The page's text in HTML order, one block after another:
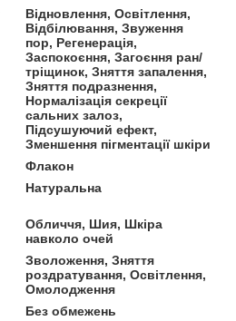
Відновлення, Освітлення,
Відбілювання, Звуження
пор, Регенерація,
Заспокоєння, Загоєння ран/
тріщинок, Зняття запалення,
Зняття подразнення,
Нормалізація секреції
сальних залоз,
Підсушуючий ефект,
Зменшення пігментації шкіри
Флакон
Натуральна
Обличчя, Шия, Шкіра
навколо очей
Зволоження, Зняття
роздратування, Освітлення,
Омолодження
Без обмежень